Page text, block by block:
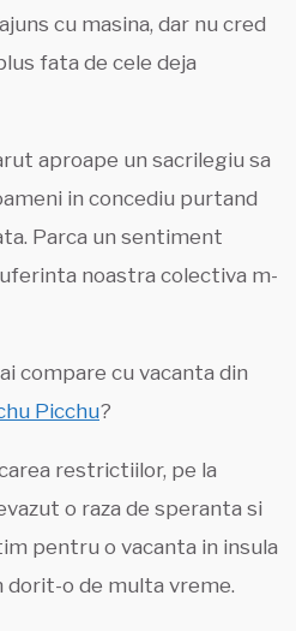
cu masina, dar nu cred
fata de cele deja
aproape un sacrilegiu sa
in concediu purtand
Parca un sentiment
noastra colectiva m-
compare cu vacanta din
Picchu?
restrictiilor, pe la
o raza de speranta si
pentru o vacanta in insula
dorit-o de multa vreme.